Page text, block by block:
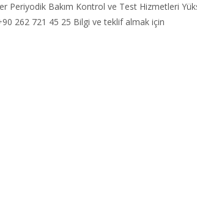
Periyodik Bakım Kontrol ve Test Hizmetleri
262 721 45 25 Bilgi ve teklif almak için